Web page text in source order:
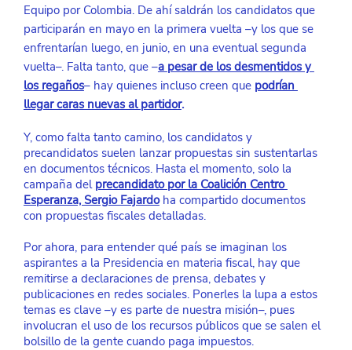
Equipo por Colombia. De ahí saldrán los candidatos que
participarán en mayo en la primera vuelta –y los que se
enfrentarían luego, en junio, en una eventual segunda
vuelta–. Falta tanto, que –a pesar de los desmentidos y
los regaños– hay quienes incluso creen que podrían
llegar caras nuevas al partidor.
Y, como falta tanto camino, los candidatos y
precandidatos suelen lanzar propuestas sin sustentarlas
en documentos técnicos. Hasta el momento, solo la
campaña del precandidato por la Coalición Centro
Esperanza, Sergio Fajardo ha compartido documentos
con propuestas fiscales detalladas.
Por ahora, para entender qué país se imaginan los
aspirantes a la Presidencia en materia fiscal, hay que
remitirse a declaraciones de prensa, debates y
publicaciones en redes sociales. Ponerles la lupa a estos
temas es clave –y es parte de nuestra misión–, pues
involucran el uso de los recursos públicos que se salen el
bolsillo de la gente cuando paga impuestos.